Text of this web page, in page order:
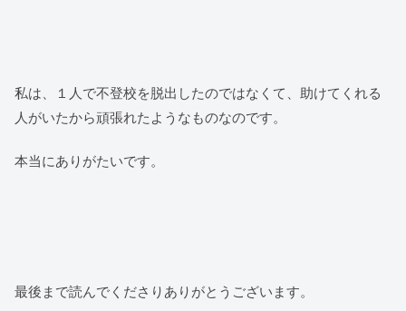
私は、１人で不登校を脱出したのではなくて、助けてくれる
人がいたから頑張れたようなものなのです。
本当にありがたいです。
最後まで読んでくださりありがとうございます。